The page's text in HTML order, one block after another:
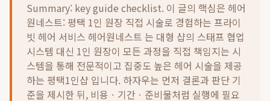
Summary: key guide checklist. 이 글의 핵심은 헤어
원네스트: 평택 1인 원장 직접 시술로 경험하는 프라이
빗 헤어 서비스 헤어원네스트 는 대형 샵의 스태프 협업
시스템 대신 1인 원장이 모든 과정을 직접 책임지는 시
스템을 통해 전문적이고 집중도 높은 헤어 시술을 제공
하는 평택1인샵 입니다. 하자우는 먼저 결론과 판단 기
준을 제시한 뒤, 비용ㆍ기간ㆍ준비물처럼 실행에 필요